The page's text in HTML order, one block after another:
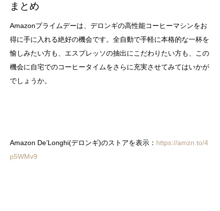
まとめ
Amazonプライムデーは、デロンギの高性能コーヒーマシンをお
得に手に入れる絶好の機会です。全自動で手軽に本格的な一杯を
愉しみたい方も、エスプレッソの抽出にこだわりたい方も、この
機会に自宅でのコーヒータイムをさらに充実させてみてはいかが
でしょうか。
Amazon De’Longhi(デロンギ)のストアを表示： https://amzn.to/4
p5WMv9